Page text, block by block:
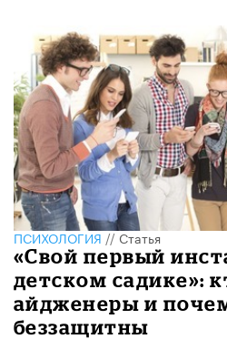
ПСИХОЛОГИЯ//Статья
«Свой первый
детском садике»:
айдженеры и
беззащитны